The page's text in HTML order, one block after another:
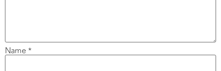
Name *